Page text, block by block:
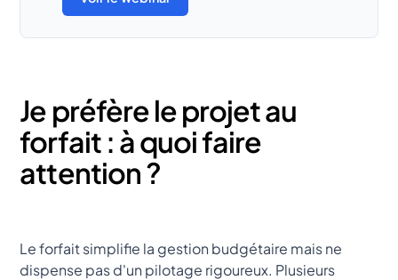
Je préfère le projet au
forfait : à quoi faire
attention ?
Le forfait simplifie la gestion budgétaire mais ne
dispense pas d'un pilotage rigoureux. Plusieurs